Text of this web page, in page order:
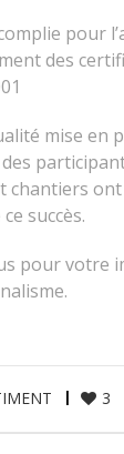
pour
des
mise en
des
chantiers
succès.
pour votre
3